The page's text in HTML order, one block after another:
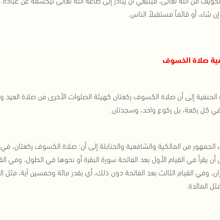
إن شاء، أو قائماً مستقبلاً الناس.
صلاة الخسوف
إلى أن صلاة الكسوف ركعتان كهيئة الصلوات الأخرى من صلاة العيد
كل ركعة، بل ركوع واحد، وسجدتان.
من المالكية والشافعية والحنابلة إلى أن: صلاة الكسوف ركعتان،
أن يقرأ في القيام الأول بعد الفاتحة سورة البقرة أو نحوها في الطول، وفي
وفي القيام الثالث بعد الفاتحة دون ذلك، أي بقدر مائة وخمسين آية، مثل
المائدة.